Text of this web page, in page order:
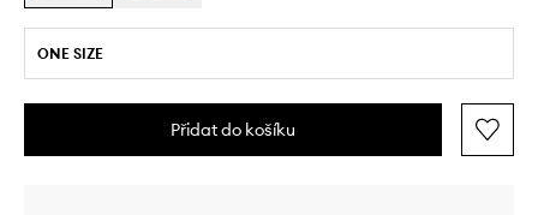
ONE SIZE
Přidat do košíku